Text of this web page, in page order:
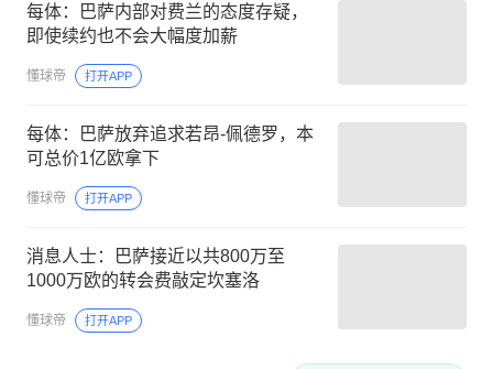
每体：巴萨内部对费兰的态度存疑，
即使续约也不会大幅度加薪
懂球帝 打开APP
每体：巴萨放弃追求若昂-佩德罗，本
可总价1亿欧拿下
懂球帝 打开APP
消息人士：巴萨接近以共800万至
1000万欧的转会费敲定坎塞洛
懂球帝 打开APP